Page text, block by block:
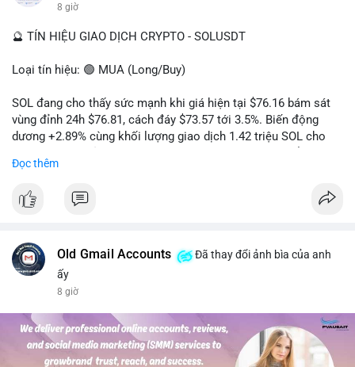
8 giờ
🔮 TÍN HIỆU GIAO DỊCH CRYPTO - SOLUSDT
Loại tín hiệu: 🟢 MUA (Long/Buy)
SOL đang cho thấy sức mạnh khi giá hiện tại $76.16 bám sát
vùng đỉnh 24h $76.81, cách đáy $73.57 tới 3.5%. Biến động
dương +2.89% cùng khối lượng giao dịch 1.42 triệu SOL cho
hoàn toàn nhịp điều chỉnh.
Khuyến nghị giao dịch cụ thể:
- Mục tiêu chốt lời: TP1: 77.50, TP2: 78.80
- Cắt lỗ: 74.90 (dưới vùng hỗ trợ gần nhất)
chốt 50% vị thế tại TP1 và dời stop loss về điểm hòa vốn.
#solusdt #longsol #vung76 #breakoutsol #lenhmuasol
Đọc thêm
Old Gmail Accounts
Đã thay đổi ảnh bìa của anh
ấy
8 giờ